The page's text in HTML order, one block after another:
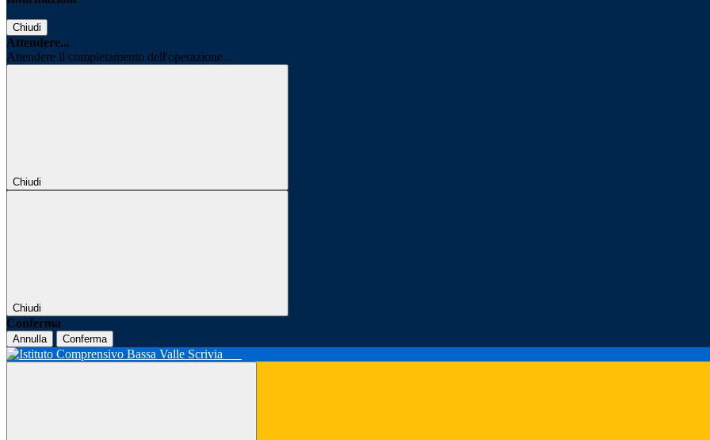
Chiudi
Attendere...
Attendere il completamento dell'operazione...
Chiudi
Chiudi
Conferma
Annulla Conferma